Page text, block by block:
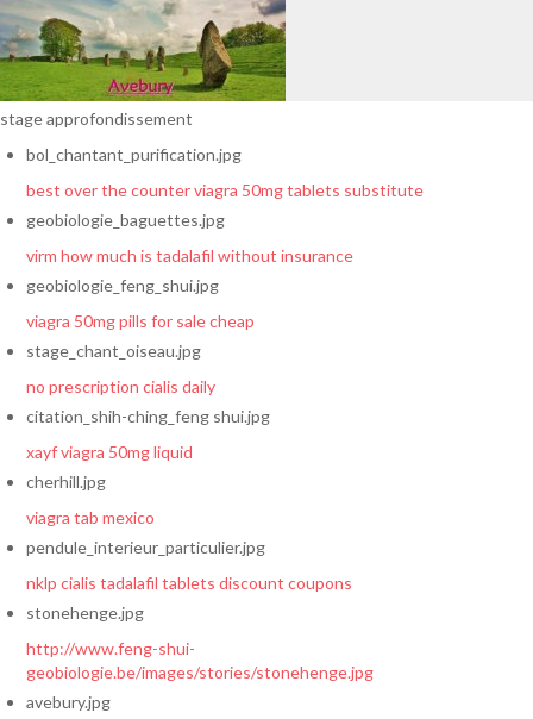
stage approfondissement
bol_chantant_purification.jpg
best over the counter viagra 50mg tablets substitute
geobiologie_baguettes.jpg
virm how much is tadalafil without insurance
geobiologie_feng_shui.jpg
viagra 50mg pills for sale cheap
stage_chant_oiseau.jpg
no prescription cialis daily
citation_shih-ching_feng shui.jpg
xayf viagra 50mg liquid
cherhill.jpg
viagra tab mexico
pendule_interieur_particulier.jpg
nklp cialis tadalafil tablets discount coupons
stonehenge.jpg
http://www.feng-shui-
geobiologie.be/images/stories/stonehenge.jpg
avebury.jpg